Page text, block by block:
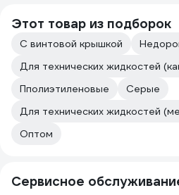
Этот товар из подборок
С винтовой крышкой
Для технических жидкостей
Пполиэтиленовые
Серые
Для технических жидкостей
Оптом
Сервисное